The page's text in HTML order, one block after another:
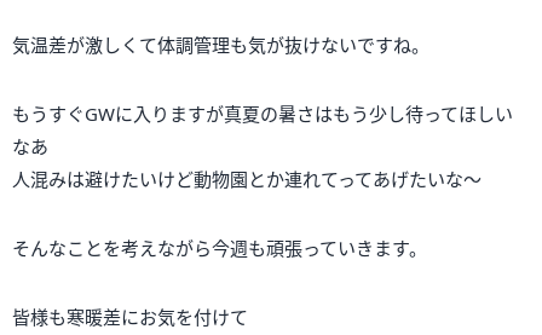
気温差が激しくて体調管理も気が抜けないですね。
もうすぐGWに入りますが真夏の暑さはもう少し待ってほしい
なあ
人混みは避けたいけど動物園とか連れてってあげたいな～
そんなことを考えながら今週も頑張っていきます。
皆様も寒暖差にお気を付けて